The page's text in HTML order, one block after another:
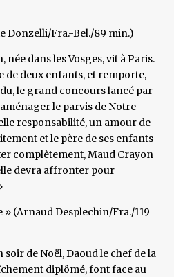
Donzelli/Fra.-Bel./89 min.)
née dans les Vosges, vit à Paris.
de deux enfants, et remporte,
le grand concours lancé par
le parvis de Notre-
responsabilité, un amour de
et le père de ses enfants
complètement, Maud Crayon
devra affronter pour
(Arnaud Desplechin/Fra./119
soir de Noël, Daoud le chef de la
diplômé, font face au